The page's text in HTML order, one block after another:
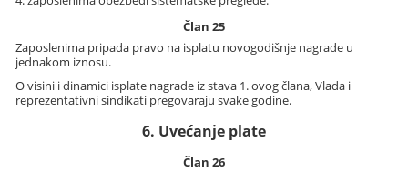
Član 25
Zaposlenima pripada pravo na isplatu novogodišnje nagrade u
jednakom iznosu.
O visini i dinamici isplate nagrade iz stava 1. ovog člana, Vlada i
reprezentativni sindikati pregovaraju svake godine.
6. Uvećanje plate
Član 26